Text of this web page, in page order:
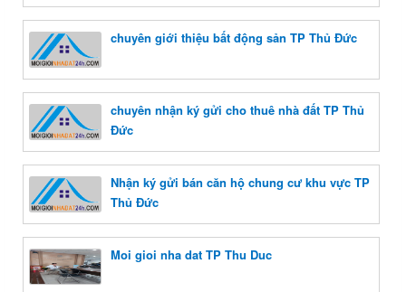
chuyên giới thiệu bất động sản TP Thủ Đức
chuyên nhận ký gửi cho thuê nhà đất TP Thủ
Đức
Nhận ký gửi bán căn hộ chung cư khu vực TP
Thủ Đức
Moi gioi nha dat TP Thu Duc